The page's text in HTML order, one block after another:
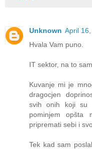
Unknown April
Hvala Vam puno.
IT sektor, na to
Kuvanje mi je
dragocjen
svih onih koji su
pominjem opšta
pripremati sebi i
Tek kad sam